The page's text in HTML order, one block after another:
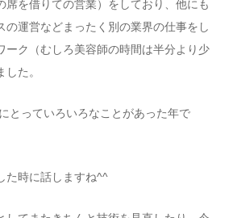
席を借りての営業）をしており、他にも
の運営などまったく別の業界の仕事をし
ーク（むしろ美容師の時間は半分より少
た。
とっていろいろなことがあった年で
た時に話しますね^^